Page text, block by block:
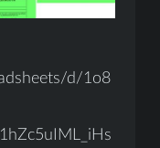
d/1o8